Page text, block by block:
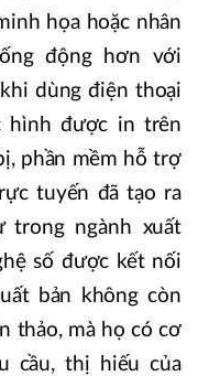
họa hoặc nhân
động hơn với
dùng điện thoại
hình được in trên
phần mềm hỗ trợ
tuyến đã tạo ra
trong ngành xuất
số được kết nối
bản không còn
thảo, mà họ có cơ
cầu, thị hiếu của